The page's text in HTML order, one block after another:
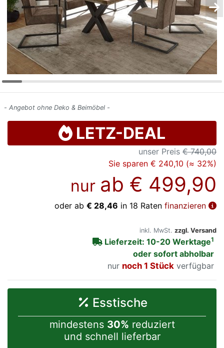
- Angebot ohne Deko & Beimöbel -
LETZ-DEAL
unser Preis € 740,00
Sie sparen € 240,10 (≈ 32%)
nur ab € 499,90
oder ab € 28,46 in 18 Raten finanzieren
inkl. MwSt. zzgl. Versand
Lieferzeit: 10-20 Werktage1
oder sofort abholbar
nur
noch 1 Stück verfügbar
Esstische
mindestens 30% reduziert
und schnell lieferbar
0%
Finanzierung
Markenwelt
Letz-
Deals